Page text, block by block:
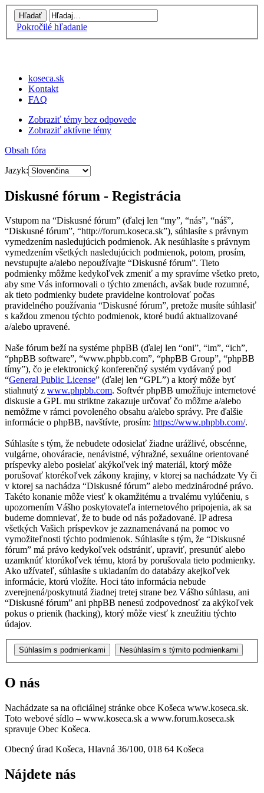
Pokročilé hľadanie
koseca.sk
Kontakt
FAQ
Zobraziť témy bez odpovede
Zobraziť aktívne témy
Obsah fóra
Jazyk:
Diskusné fórum - Registrácia
Vstupom na “Diskusné fórum” (ďalej len “my”, “nás”, “náš”,
“Diskusné fórum”, “http://forum.koseca.sk”), súhlasíte s právnym
vymedzením nasledujúcich podmienok. Ak nesúhlasíte s právnym
vymedzením všetkých nasledujúcich podmienok, potom, prosím,
nevstupujte a/alebo nepoužívajte “Diskusné fórum”. Tieto
podmienky môžme kedykoľvek zmeniť a my spravíme všetko preto,
aby sme Vás informovali o týchto zmenách, avšak bude rozumné,
ak tieto podmienky budete pravidelne kontrolovať počas
pravidelného používania “Diskusné fórum”, pretože musíte súhlasiť
s každou zmenou týchto podmienok, ktoré budú aktualizované
a/alebo upravené.
Naše fórum beží na systéme phpBB (ďalej len “oni”, “im”, “ich”,
“phpBB software”, “www.phpbb.com”, “phpBB Group”, “phpBB
tímy”), čo je elektronický konferenčný systém vydávaný pod
“General Public License” (ďalej len “GPL”) a ktorý môže byť
stiahnutý z www.phpbb.com. Softvér phpBB umožňuje internetové
diskusie a GPL mu striktne zakazuje určovať čo môžme a/alebo
nemôžme v rámci povoleného obsahu a/alebo správy. Pre ďalšie
informácie o phpBB, navštívte, prosím: https://www.phpbb.com/.
Súhlasíte s tým, že nebudete odosielať žiadne urážlivé, obscénne,
vulgárne, ohováracie, nenávistné, výhražné, sexuálne orientované
príspevky alebo posielať akýkoľvek iný materiál, ktorý môže
porušovať ktorékoľvek zákony krajiny, v ktorej sa nachádzate Vy či
v ktorej sa nachádza “Diskusné fórum” alebo medzinárodné právo.
Takéto konanie môže viesť k okamžitému a trvalému vylúčeniu, s
upozornením Vášho poskytovateľa internetového pripojenia, ak sa
budeme domnievať, že to bude od nás požadované. IP adresa
všetkých Vašich príspevkov je zaznamenávaná na pomoc vo
vymožiteľnosti týchto podmienok. Súhlasíte s tým, že “Diskusné
fórum” má právo kedykoľvek odstrániť, upraviť, presunúť alebo
uzamknúť ktorúkoľvek tému, ktorá by porušovala tieto podmienky.
Ako užívateľ, súhlasíte s ukladaním do databázy akejkoľvek
informácie, ktorú vložíte. Hoci táto informácia nebude
zverejnená/poskytnutá žiadnej tretej strane bez Vášho súhlasu, ani
“Diskusné fórum” ani phpBB nenesú zodpovednosť za akýkoľvek
pokus o prienik (hacking), ktorý môže viesť k zneužitiu týchto
údajov.
O nás
Nachádzate sa na oficiálnej stránke obce Košeca www.koseca.sk.
Toto webové sídlo – www.koseca.sk a www.forum.koseca.sk
spravuje Obec Košeca.
Obecný úrad Košeca, Hlavná 36/100, 018 64 Košeca
Nájdete nás